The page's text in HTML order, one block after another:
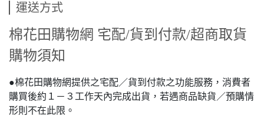
運送方式
棉花田購物網 宅配/貨到付款/超商取貨
購物須知
●棉花田購物網提供之宅配／貨到付款之功能服務，消費者
購買後約１－３工作天內完成出貨，若遇商品缺貨／預購情
形則不在此限。